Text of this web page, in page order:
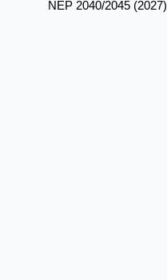
NEP 2040/2045 (2027)